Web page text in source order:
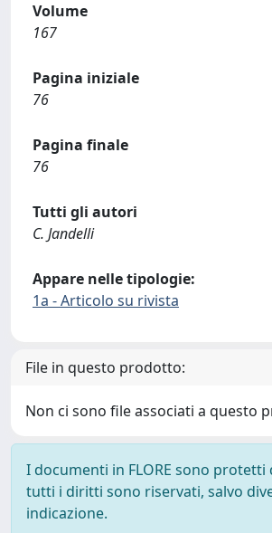
Volume
167
Pagina iniziale
76
Pagina finale
76
Tutti gli autori
C. Jandelli
Appare nelle tipologie:
1a - Articolo su rivista
File in questo prodotto:
Non ci sono file associati a questo
I documenti in FLORE sono
tutti i diritti sono riservati, salvo
indicazione.